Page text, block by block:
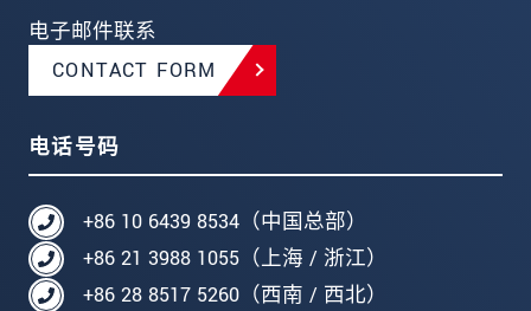
电子邮件联系
CONTACT FORM
电话号码
+86 10 6439 8534（中国总部）
+86 21 3988 1055（上海 / 浙江）
+86 28 8517 5260（西南 / 西北）